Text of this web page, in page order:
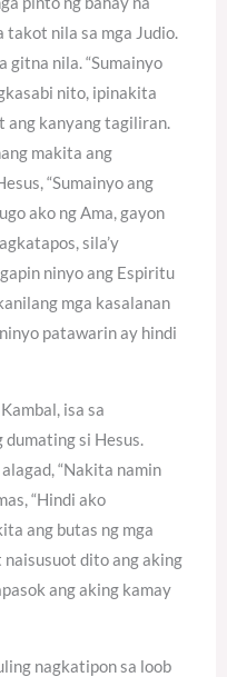
nila sa mga Judio.
gitna nila. “Sumainyo
nito, ipinakita
ang kanyang tagiliran.
makita ang
“Sumainyo ang
ako ng Ama, gayon
sila’y
ninyo ang Espiritu
mga kasalanan
patawarin ay hindi
isa sa
si Hesus.
“Nakita namin
“Hindi ako
ang butas ng mga
naisusuot dito ang aking
ang aking kamay
nagkatipon sa loob